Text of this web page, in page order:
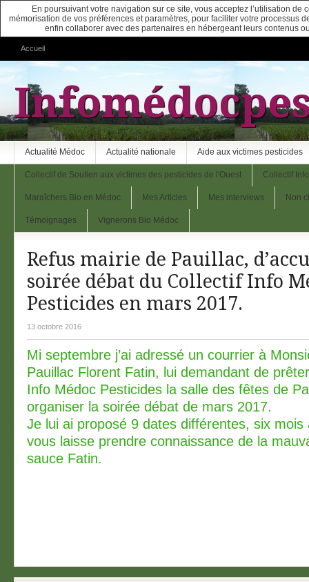
Accueil
Actualité Médoc Actualité nationale Aide aux victimes pesticides
Collectif de Soutien aux victimes des pesticides de l'Ouest Collectif
Maraîchers Bio en Médoc Mes Articles Mes interviews Non
Témoignages Vignerons Bio Médoc
Refus mairie de Pauillac,
soirée débat du Collectif Info
Pesticides en mars 2017.
13 octobre 2016
Mi septembre j’ai adressé un courrier à
Pauillac Florent Fatin, lui demandant de
Info Médoc Pesticides la salle des fêtes de
organiser la soirée débat de mars 2017.
Je lui ai proposé 9 dates différentes, six mois
vous laisse prendre connaissance de la
sauce Fatin.
En poursuivant votre navigation sur ce site, vous acceptez l’utilisation
mémorisation de vos préférences et paramètres, pour faciliter votre processus
enfin collaborer avec des partenaires en hébergeant leurs contenus